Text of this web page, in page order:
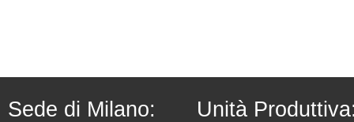
Sede di Milano: Unità